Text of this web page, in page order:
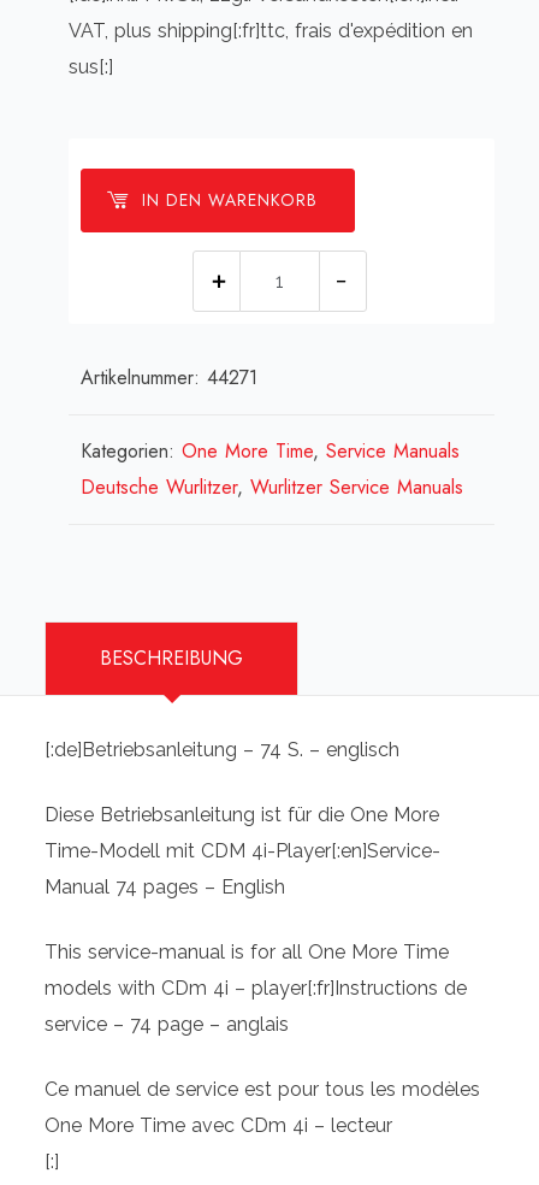
VAT, plus shipping[:fr]ttc, frais d'expédition en
sus[:]
IN DEN WARENKORB
Time
CDM
4i
[:en]Wurlitzer
One
More
CDM
4i
-
(English)
[:fr]Wurlitzer
One
Time
-
Artikelnummer:44271
Kategorien:One More Time,Service Manuals
Deutsche Wurlitzer,Wurlitzer Service Manuals
BESCHREIBUNG
[:de]Betriebsanleitung – 74 S. – englisch
Diese Betriebsanleitung ist für die One More
Time-Modell mit CDM 4i-Player[:en]Service-
Manual 74 pages – English
This service-manual is for all One More Time
models with CDm 4i – player[:fr]Instructions de
service – 74 page – anglais
Ce manuel de service est pour tous les modèles
One More Time avec CDm 4i – lecteur
[:]